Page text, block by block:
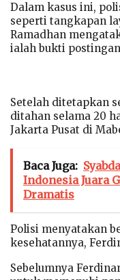
Dalam kasus ini,
seperti tangkapan
Ramadhan
ialah bukti
Setelah ditetapkan
ditahan selama 20
Jakarta Pusat di
Baca Juga:
Indonesia Juara
Dramatis
Polisi menyatakan
kesehatannya,
Sebelumnya